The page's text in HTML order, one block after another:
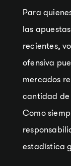
Para
las
recientes,
ofensiva
mercados
cantidad de
Como
estadística